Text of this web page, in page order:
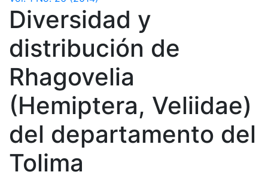
Diversidad y
distribución de
Rhagovelia
(Hemiptera, Veliidae)
del departamento del
Tolima